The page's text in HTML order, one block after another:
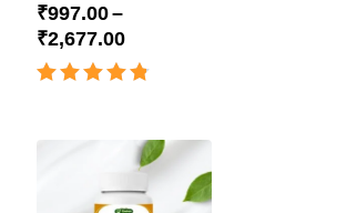
₹997.00–
₹2,677.00